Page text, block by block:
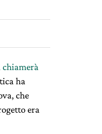
chiamerà
ha
che
era